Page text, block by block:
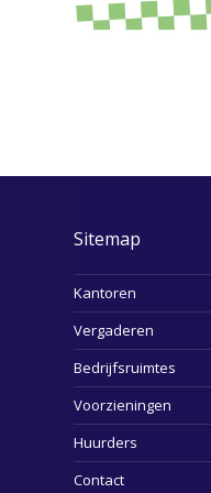
Sitemap
Kantoren
Vergaderen
Bedrijfsruimtes
Voorzieningen
Huurders
Contact